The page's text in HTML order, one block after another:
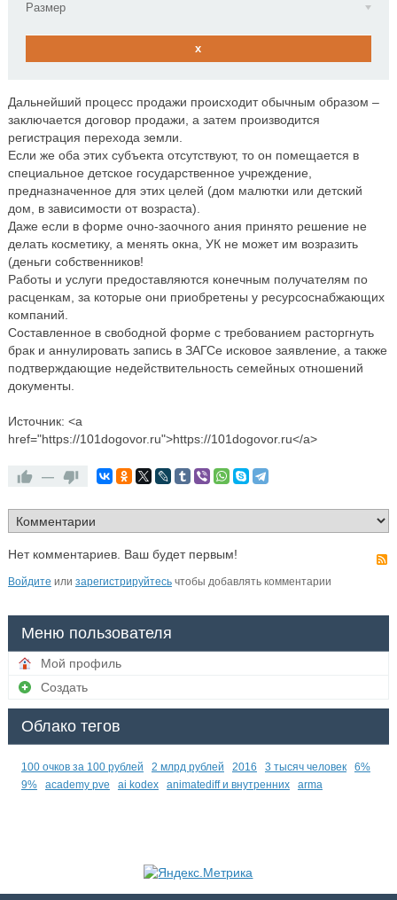
Размер
x
Дальнейший процесс продажи происходит обычным образом –
заключается договор продажи, а затем производится
регистрация перехода земли.
Если же оба этих субъекта отсутствуют, то он помещается в
специальное детское государственное учреждение,
предназначенное для этих целей (дом малютки или детский
дом, в зависимости от возраста).
Даже если в форме очно-заочного ания принято решение не
делать косметику, а менять окна, УК не может им возразить
(деньги собственников!
Работы и услуги предоставляются конечным получателям по
расценкам, за которые они приобретены у ресурсоснабжающих
компаний.
Составленное в свободной форме с требованием расторгнуть
брак и аннулировать запись в ЗАГСе исковое заявление, а также
подтверждающие недействительность семейных отношений
документы.
Источник: <a
href="https://101dogovor.ru">https://101dogovor.ru</a>
—
Нет комментариев. Ваш будет первым!
Войдите или зарегистрируйтесьчтобы добавлять комментарии
Меню пользователя
Мой профиль
Создать
Облако тегов
100 очков за 100 рублей 2 млрд рублей 2016 3 тысяч человек
6%
9%
academy pve ai kodex animatediff и внутренних arma